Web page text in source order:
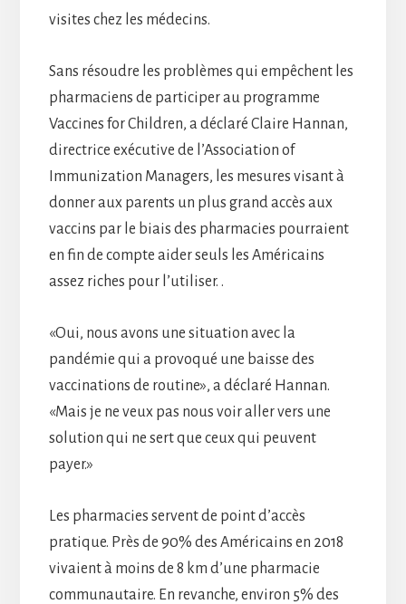
visites chez les médecins.
Sans résoudre les problèmes qui empêchent les
pharmaciens de participer au programme
Vaccines for Children, a déclaré Claire Hannan,
directrice exécutive de l’Association of
Immunization Managers, les mesures visant à
donner aux parents un plus grand accès aux
vaccins par le biais des pharmacies pourraient
en fin de compte aider seuls les Américains
assez riches pour l’utiliser. .
«Oui, nous avons une situation avec la
pandémie qui a provoqué une baisse des
vaccinations de routine», a déclaré Hannan.
«Mais je ne veux pas nous voir aller vers une
solution qui ne sert que ceux qui peuvent
payer.»
Les pharmacies servent de point d’accès
pratique. Près de 90% des Américains en 2018
vivaient à moins de 8 km d’une pharmacie
communautaire. En revanche, environ 5% des